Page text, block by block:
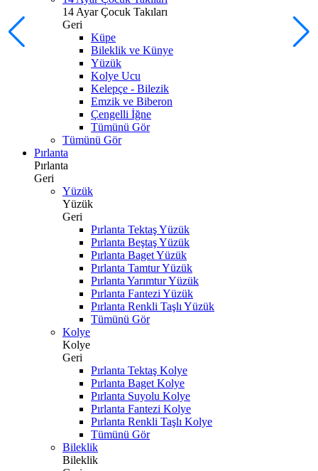
14 Ayar Çocuk Takıları
Geri
Küpe
Bileklik ve Künye
Yüzük
Kolye Ucu
Kelepçe - Bilezik
Emzik ve Biberon
Çengelli İğne
Tümünü Gör
Tümünü Gör
Pırlanta
Pırlanta
Geri
Yüzük
Yüzük
Geri
Pırlanta Tektaş Yüzük
Pırlanta Beştaş Yüzük
Pırlanta Baget Yüzük
Pırlanta Tamtur Yüzük
Pırlanta Yarımtur Yüzük
Pırlanta Fantezi Yüzük
Pırlanta Renkli Taşlı Yüzük
Tümünü Gör
Kolye
Kolye
Geri
Pırlanta Tektaş Kolye
Pırlanta Baget Kolye
Pırlanta Suyolu Kolye
Pırlanta Fantezi Kolye
Pırlanta Renkli Taşlı Kolye
Tümünü Gör
Bileklik
Bileklik